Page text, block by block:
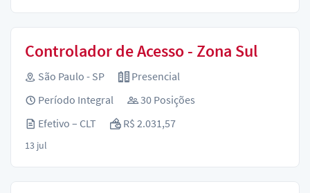
Controlador de Acesso - Zona Sul
São Paulo - SP
Presencial
Período Integral
30 Posições
Efetivo – CLT
R$ 2.031,57
13 jul